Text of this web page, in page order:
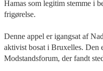
Hamas som legitim stemme i
frigørelse.
Denne appel er igangsat af
aktivist bosat i Bruxelles. Den
Modstandsforum, der fandt